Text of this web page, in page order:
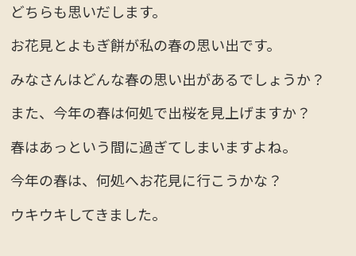
どちらも思いだします。
お花見とよもぎ餅が私の春の思い出です。
みなさんはどんな春の思い出があるでしょうか？
また、今年の春は何処で出桜を見上げますか？
春はあっという間に過ぎてしまいますよね。
今年の春は、何処へお花見に行こうかな？
ウキウキしてきました。